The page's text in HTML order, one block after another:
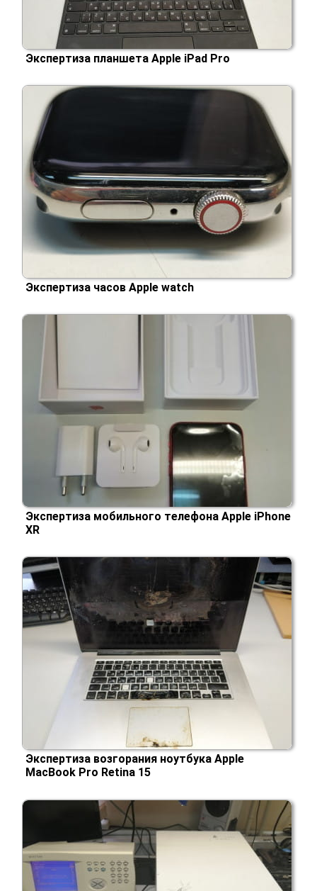
Экспертиза планшета Apple iPad Pro
Экспертиза часов Apple watch
Экспертиза мобильного телефона Apple iPhone
XR
Экспертиза возгорания ноутбука Apple
MacBook Pro Retina 15